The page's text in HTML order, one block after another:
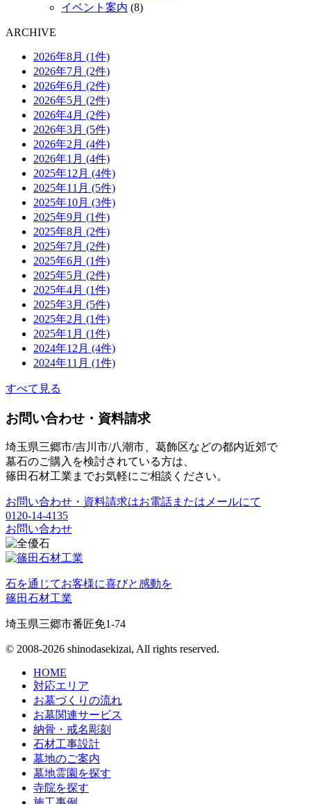
イベント案内 (8)
ARCHIVE
2026年8月 (1件)
2026年7月 (2件)
2026年6月 (2件)
2026年5月 (2件)
2026年4月 (2件)
2026年3月 (5件)
2026年2月 (4件)
2026年1月 (4件)
2025年12月 (4件)
2025年11月 (5件)
2025年10月 (3件)
2025年9月 (1件)
2025年8月 (2件)
2025年7月 (2件)
2025年6月 (1件)
2025年5月 (2件)
2025年4月 (1件)
2025年3月 (5件)
2025年2月 (1件)
2025年1月 (1件)
2024年12月 (4件)
2024年11月 (1件)
すべて見る
お問い合わせ・資料請求
埼玉県三郷市/吉川市/八潮市、葛飾区などの都内近郊で
墓石のご購入を検討されている方は、
篠田石材工業までお気軽にご相談ください。
お問い合わせ・資料請求はお電話またはメールにて
0120-14-4135
お問い合わせ
石を通じてお客様に喜びと感動を
篠田石材工業
埼玉県三郷市番匠免1-74
© 2008-2026 shinodasekizai, All rights reserved.
HOME
対応エリア
お墓づくりの流れ
お墓関連サービス
納骨・戒名彫刻
石材工事設計
墓地のご案内
墓地霊園を探す
寺院を探す